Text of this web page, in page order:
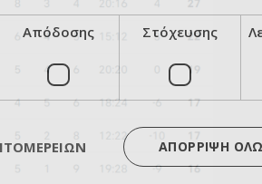
Απόδοσης Στόχευσης
ΑΠΌΡΡΙΨΗ